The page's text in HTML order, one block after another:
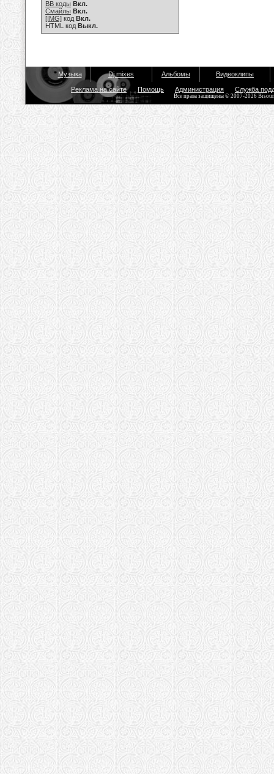
BB коды Вкл.
Смайлы Вкл.
[IMG] код Вкл.
HTML код Выкл.
Музыка Dj mixes Альбомы Видеоклипы
Реклама на сайте Помощь Администрация Служба
Все права защищены © 2007-2026